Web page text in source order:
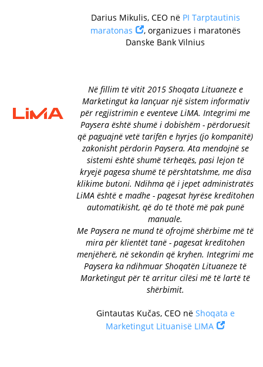
Darius Mikulis, CEO në PI Tarptautinis
maratonas
, organizues i maratonës
Danske Bank Vilnius
Në fillim të vitit 2015 Shoqata Lituaneze e
Marketingut ka lançuar një sistem informativ
për regjistrimin e eventeve LiMA. Integrimi me
Paysera është shumë i dobishëm - përdoruesit
që paguajnë vetë tarifën e hyrjes (jo kompanitë)
zakonisht përdorin Paysera. Ata mendojnë se
sistemi është shumë tërheqës, pasi lejon të
kryejë pagesa shumë të përshtatshme, me disa
klikime butoni. Ndihma që i jepet administratës
LiMA është e madhe - pagesat hyrëse kreditohen
automatikisht, që do të thotë më pak punë
manuale.
Me Paysera ne mund të ofrojmë shërbime më të
mira për klientët tanë - pagesat kreditohen
menjëherë, në sekondin që kryhen. Integrimi me
Paysera ka ndihmuar Shoqatën Lituaneze të
Marketingut për të arritur cilësi më të lartë të
shërbimit.
Gintautas Kučas, CEO në Shoqata e
Marketingut Lituanisë LIMA